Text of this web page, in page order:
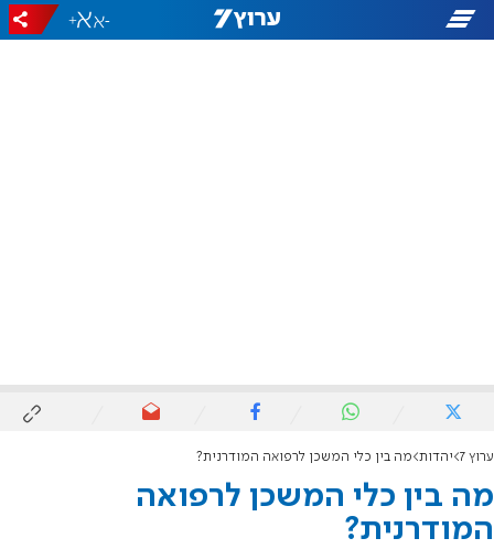
-
+
ערוץ 7 יהדות מה בין כלי המשכן לרפואה המודרנית?
מה בין כלי המשכן לרפואה
המודרנית?